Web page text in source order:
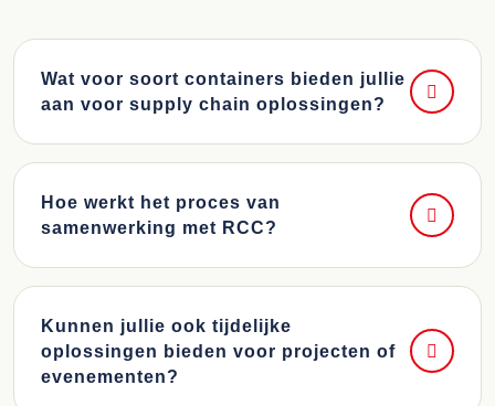
Wat voor soort containers bieden jullie
aan voor supply chain oplossingen?
Hoe werkt het proces van
samenwerking met RCC?
Kunnen jullie ook tijdelijke
oplossingen bieden voor projecten of
evenementen?